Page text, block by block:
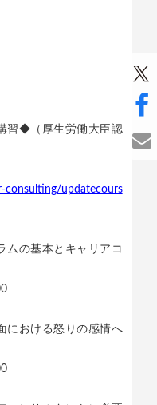
習◆（厚生労働大臣認
consulting/updatecours
ムの基本とキャリアコ
における怒りの感情へ